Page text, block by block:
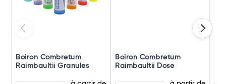
Boiron Combretum
Raimbaultii Granules
Boiron Combretum
Raimbaultii Dose